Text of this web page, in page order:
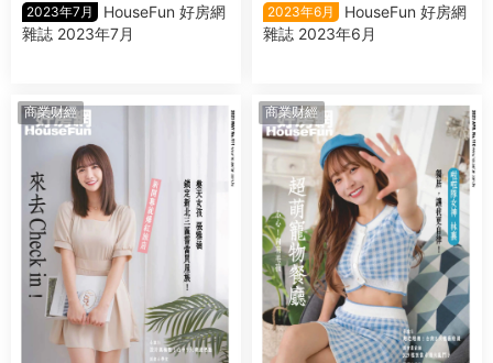
2023年7月
HouseFun 好房網
雜誌 2023年7月
2023年6月
HouseFun 好房網
雜誌 2023年6月
商業财經 商業财經